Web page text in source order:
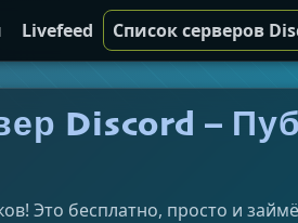
Livefeed Список серверов
Discord –
Это бесплатно, просто и